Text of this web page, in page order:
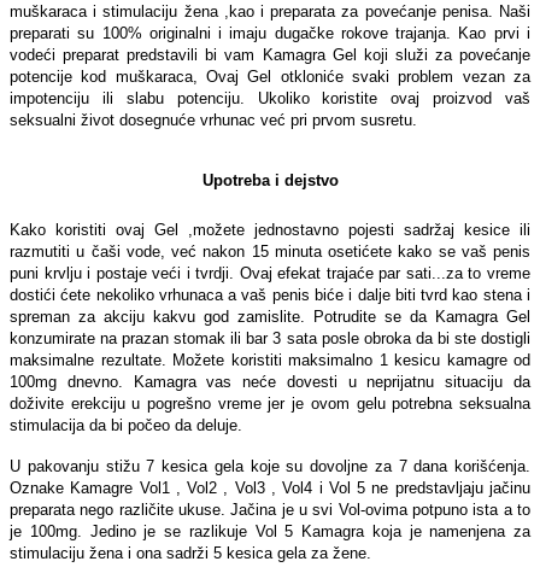
muškaraca i stimulaciju žena ,kao i preparata za povećanje penisa. Naši
preparati su 100% originalni i imaju dugačke rokove trajanja. Kao prvi i
vodeći preparat predstavili bi vam Kamagra Gel koji služi za povećanje
potencije kod muškaraca, Ovaj Gel otkloniće svaki problem vezan za
impotenciju ili slabu potenciju. Ukoliko koristite ovaj proizvod vaš
seksualni život dosegnuće vrhunac već pri prvom susretu.
Upotreba i dejstvo
Kako koristiti ovaj Gel ,možete jednostavno pojesti sadržaj kesice ili
razmutiti u čaši vode, već nakon 15 minuta osetićete kako se vaš penis
puni krvlju i postaje veći i tvrdji. Ovaj efekat trajaće par sati...za to vreme
dostići ćete nekoliko vrhunaca a vaš penis biće i dalje biti tvrd kao stena i
spreman za akciju kakvu god zamislite. Potrudite se da Kamagra Gel
konzumirate na prazan stomak ili bar 3 sata posle obroka da bi ste dostigli
maksimalne rezultate. Možete koristiti maksimalno 1 kesicu kamagre od
100mg dnevno. Kamagra vas neće dovesti u neprijatnu situaciju da
doživite erekciju u pogrešno vreme jer je ovom gelu potrebna seksualna
stimulacija da bi počeo da deluje.
U pakovanju stižu 7 kesica gela koje su dovoljne za 7 dana korišćenja.
Oznake Kamagre Vol1 , Vol2 , Vol3 , Vol4 i Vol 5 ne predstavljaju jačinu
preparata nego različite ukuse. Jačina je u svi Vol-ovima potpuno ista a to
je 100mg. Jedino je se razlikuje Vol 5 Kamagra koja je namenjena za
stimulaciju žena i ona sadrži 5 kesica gela za žene.